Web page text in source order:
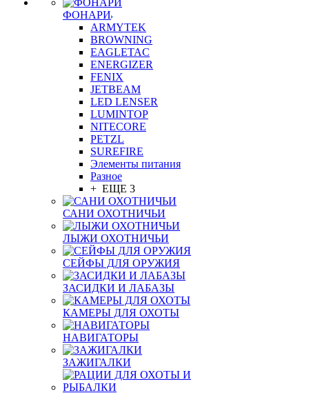
ФОНАРИ
ARMYTEK
BROWNING
EAGLETAC
ENERGIZER
FENIX
JETBEAM
LED LENSER
LUMINTOP
NITECORE
PETZL
SUREFIRE
Элементы питания
Разное
+ ЕЩЕ 3
САНИ ОХОТНИЧЬИ
ЛЫЖИ ОХОТНИЧЬИ
СЕЙФЫ ДЛЯ ОРУЖИЯ
ЗАСИДКИ И ЛАБАЗЫ
КАМЕРЫ ДЛЯ ОХОТЫ
НАВИГАТОРЫ
ЗАЖИГАЛКИ